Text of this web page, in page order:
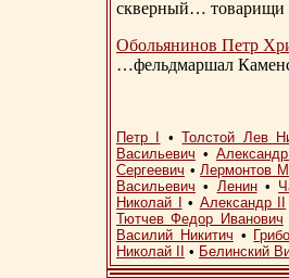
скверный… товарищи
Обольянинов Петр
…фельдмаршал
Петр I •Толстой Лев
Васильевич • Александр
Сергеевич •Лермонтов
Васильевич • Ленин•
Николай I
• Александр II
Тютчев Федор Иванович
Василий Никитич •
Николай II
• Белинский